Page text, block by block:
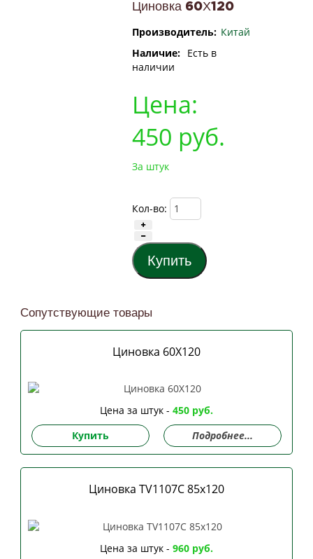
Циновка 60Х120
Производитель: Китай
Наличие: Есть в
наличии
Цена:
450 руб.
За штук
Кол-во:
Сопутствующие товары
Циновка 60Х120
Цена за штук - 450 руб.
Купить
Подробнее...
Циновка TV1107C 85х120
Цена за штук - 960 руб.